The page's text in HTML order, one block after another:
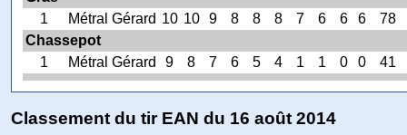
1
Métral Gérard 10 10 9 8 8 8 7 6 6 6
78
Chassepot
1
Métral Gérard 9 8 7 6 5 4 1 1 0 0 41
Classement du tir EAN du 16 août 2014